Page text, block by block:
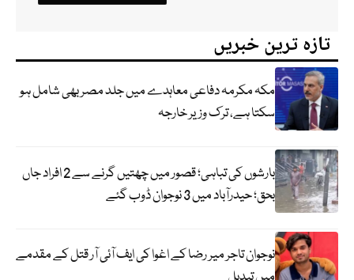
تازہ ترین خبریں
مکہ مکرمہ دفاعی معاہدے میں جلد مصر بھی شامل ہو
سکتا ہے، ترک وزیر خارجہ
بارشوں کی تباہی؛ قصور میں چھتیں گرنے سے 2 افراد جاں
بحق؛ حیدرآباد میں 3 نوجوان ڈوب گئے
نوجوان تاجر میر رضا کے اغوا کی ایف آئی آر قتل کے مقدمے